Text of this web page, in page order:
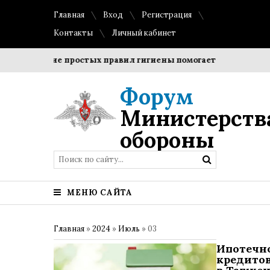
Главная Вход
Регистрация
Контакты
Личный кабинет
простых правил гигиены помогает сохранить
Форум
обороны
МЕНЮ САЙТА
Главная »2024 » Июль »03